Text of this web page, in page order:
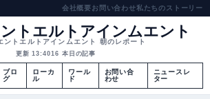
会社概要お問い合わせ私たちのストーリー
トエルトアインムエント
ントエルトアインムエント 朝のレポート
更新 13:4016 本日の記事
ブロ
グ
ローカ
ル
ワール
ド
お問い合
わせ
ニュースレ
ター